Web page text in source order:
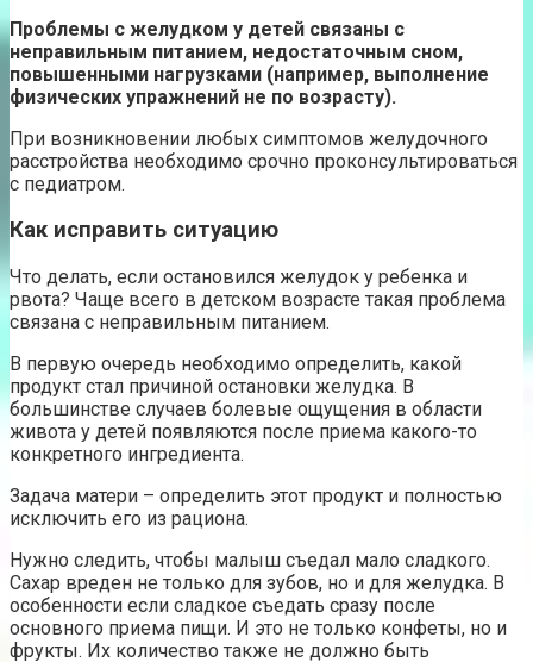
Проблемы с желудком у детей связаны с
неправильным питанием, недостаточным сном,
повышенными нагрузками (например, выполнение
физических упражнений не по возрасту).
При возникновении любых симптомов желудочного
расстройства необходимо срочно проконсультироваться
с педиатром.
Как исправить ситуацию
Что делать, если остановился желудок у ребенка и
рвота? Чаще всего в детском возрасте такая проблема
связана с неправильным питанием.
В первую очередь необходимо определить, какой
продукт стал причиной остановки желудка. В
большинстве случаев болевые ощущения в области
живота у детей появляются после приема какого-то
конкретного ингредиента.
Задача матери – определить этот продукт и полностью
исключить его из рациона.
Нужно следить, чтобы малыш съедал мало сладкого.
Сахар вреден не только для зубов, но и для желудка. В
особенности если сладкое съедать сразу после
основного приема пищи. И это не только конфеты, но и
фрукты. Их количество также не должно быть